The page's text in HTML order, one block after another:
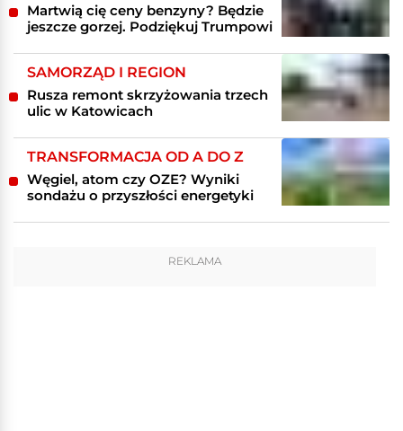
Martwią cię ceny benzyny? Będzie
jeszcze gorzej. Podziękuj Trumpowi
SAMORZĄD I REGION
Rusza remont skrzyżowania trzech
ulic w Katowicach
TRANSFORMACJA OD A DO Z
Węgiel, atom czy OZE? Wyniki
sondażu o przyszłości energetyki
REKLAMA